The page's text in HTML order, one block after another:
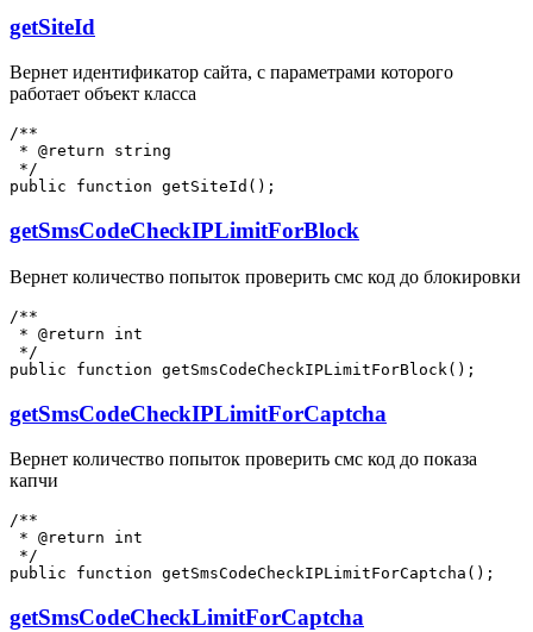
getSiteId
Вернет идентификатор сайта, с параметрами которого
работает объект класса
/**
* @return string
*/
getSmsCodeCheckIPLimitForBlock
Вернет количество попыток проверить смс код до блокировки
/**
* @return int
*/
getSmsCodeCheckIPLimitForCaptcha
Вернет количество попыток проверить смс код до показа
капчи
/**
* @return int
*/
getSmsCodeCheckLimitForCaptcha